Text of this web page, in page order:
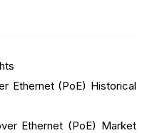
(PoE) Historical
Ethernet (PoE) Market